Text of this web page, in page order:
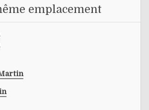
emplacement